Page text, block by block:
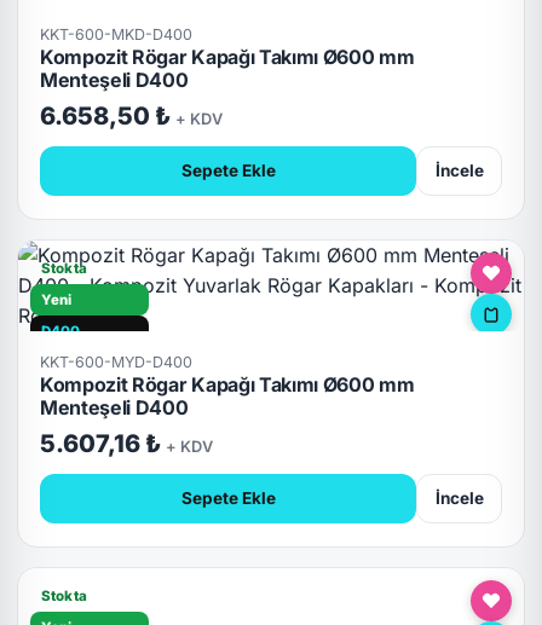
KKT-600-MKD-D400
Kompozit Rögar Kapağı Takımı Ø600 mm
Menteşeli D400
6.658,50 ₺ + KDV
Sepete Ekle İncele
Stokta
Yeni
D400
Hızlı Teslimat
Kilitli
KKT-600-MYD-D400
Kompozit Rögar Kapağı Takımı Ø600 mm
Menteşeli D400
5.607,16 ₺ + KDV
Sepete Ekle İncele
Stokta